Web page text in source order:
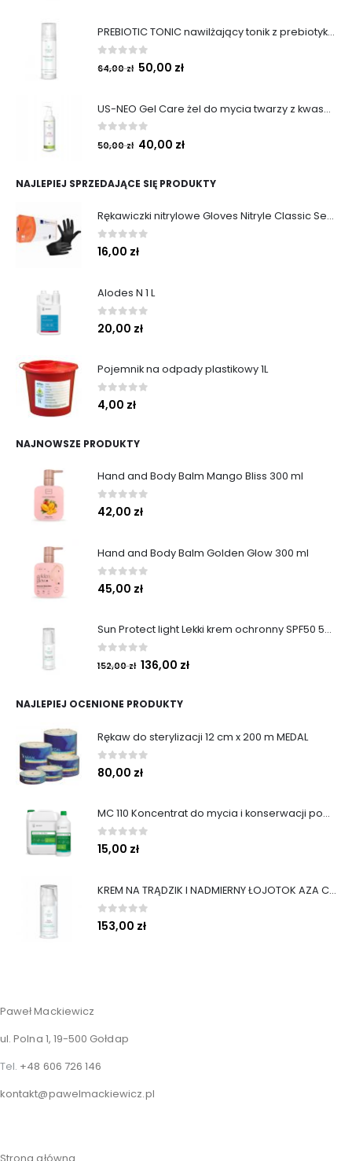
PREBIOTIC TONIC nawilżający tonik z prebiotykami 200 ml
out of 5
64,00zł 50,00 zł
US-NEO Gel Care żel do mycia twarzy z kwasem usninowym 200 ml.
out of 5
50,00zł 40,00 zł
NAJLEPIEJ SPRZEDAJĄCE SIĘ PRODUKTY
Rękawiczki nitrylowe Gloves Nitryle Classic Sensitive Black roz. M 100 szt. Abena
0out of 5
16,00 zł
Alodes N 1 L
0out of 5
20,00 zł
Pojemnik na odpady plastikowy 1L
0out of 5
4,00 zł
NAJNOWSZE PRODUKTY
Hand and Body Balm Mango Bliss 300 ml
0out of 5
42,00 zł
Hand and Body Balm Golden Glow 300 ml
0out of 5
45,00 zł
Sun Protect light Lekki krem ochronny SPF50 50ml
out of 5
152,00zł 136,00 zł
NAJLEPIEJ OCENIONE PRODUKTY
Rękaw do sterylizacji 12 cm x 200 m MEDAL
0out of 5
80,00 zł
MC 110 Koncentrat do mycia i konserwacji podłóg ZAPACH BIAŁYCH KWIATÓW 1L MEDISEPT
0out of 5
15,00 zł
KREM NA TRĄDZIK I NADMIERNY ŁOJOTOK AZA CREAM 50 ml
0out of 5
153,00 zł
Paweł Mackiewicz
ul. Polna 1, 19-500 Gołdap
Tel. +48 606 726 146
kontakt@pawelmackiewicz.pl